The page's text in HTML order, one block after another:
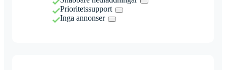
Prioritetssupport
Inga annonser